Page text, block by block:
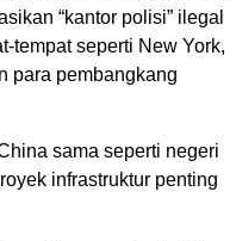
“kantor polisi” ilegal
tempat seperti New York,
para pembangkang
sama seperti negeri
infrastruktur penting